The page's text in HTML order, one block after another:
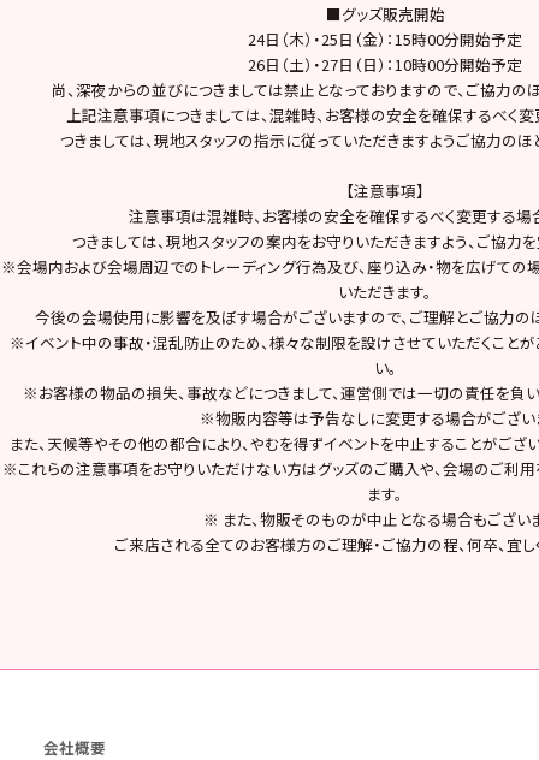
■グッズ販売開始
24日（木）・25日（金）：15時00分開始予定
26日（土）・27日（日）：10時00分開始予定
尚、深夜からの並びにつきましては禁止となっておりますので、ご協力の
上記注意事項につきましては、混雑時、お客様の安全を確保するべく
つきましては、現地スタッフの指示に従っていただきますようご協力のほ
【注意事項】
注意事項は混雑時、お客様の安全を確保するべく変更する場
つきましては、現地スタッフの案内をお守りいただきますよう、ご協力を
※会場内および会場周辺でのトレーディング行為及び、座り込み・物を広げて
いただきます。
今後の会場使用に影響を及ぼす場合がございますので、ご理解とご協力の
※イベント中の事故・混乱防止のため、様々な制限を設けさせていただくことが
い。
※お客様の物品の損失、事故などにつきまして、運営側では一切の責任を負い
※物販内容等は予告なしに変更する場合がござい
また、天候等やその他の都合により、やむを得ずイベントを中止することがござ
※これらの注意事項をお守りいただけない方はグッズのご購入や、会場のご利
ます。
※ また、物販そのものが中止となる場合もござい
ご来店される全てのお客様方のご理解・ご協力の程、何卒、宜し
会社概要